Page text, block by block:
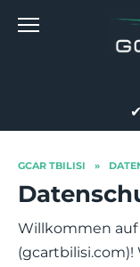
GCAR TBILISI »
Willkommen auf